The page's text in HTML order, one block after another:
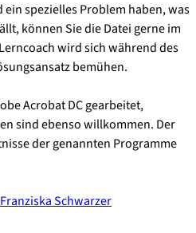
spezielles Problem haben, was
können Sie die Datei gerne im
wird sich während des
bemühen.
Acrobat DC gearbeitet,
sind ebenso willkommen. Der
der genannten Programme
Franziska Schwarzer